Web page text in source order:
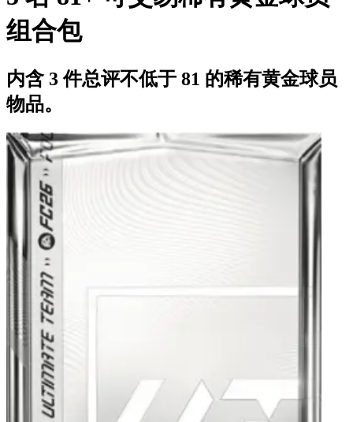
组合包
内含 3 件总评不低于 81 的稀有黄金球员
物品。